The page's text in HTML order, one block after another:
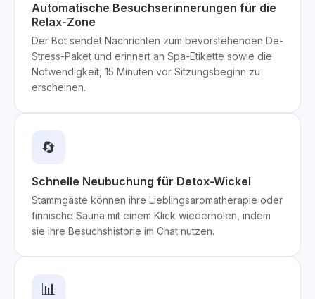
Automatische Besuchserinnerungen für die
Relax-Zone
Der Bot sendet Nachrichten zum bevorstehenden De-
Stress-Paket und erinnert an Spa-Etikette sowie die
Notwendigkeit, 15 Minuten vor Sitzungsbeginn zu
erscheinen.
🔄
Schnelle Neubuchung für Detox-Wickel
Stammgäste können ihre Lieblingsaromatherapie oder
finnische Sauna mit einem Klick wiederholen, indem
sie ihre Besuchshistorie im Chat nutzen.
📊